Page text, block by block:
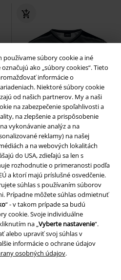
používame súbory cookie a iné
ako „súbory cookies“. Tieto
informácie o
Niektoré súbory cookie
od našich partnerov. My a naši
na zabezpečenie spoľahlivosti a
na zlepšenie a prispôsobenie
vykonávanie analýz a na
reklamy) na našej
a na webových lokalitách
do USA, zdieľajú sa len s
rozhodnutie o primeranosti podľa
a ktorí majú príslušné osvedčenie.
súhlas s používaním súborov
Prípadne môžete súhlas odmietnuť
“ - v takom prípade sa budú
cookie. Svoje individuálne
na „Vyberte nastavenie“.
alebo upraviť svoj súhlas v
informácie o ochrane údajov
osobných údajov.
Exkluzívne Plus Size
Od€ 53,99
Hockey Jersey
The Rolling
Stones
Tričká s dlhými rukávmi